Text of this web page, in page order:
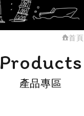
首頁
Products
產品專區